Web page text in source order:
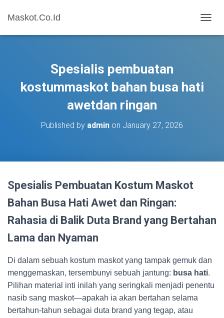
Maskot.Co.Id
O
Spesialis pembuatan
kostummaskot bahan busa hati
awetdan ringan
Published by admin on January 27, 2026
Spesialis Pembuatan Kostum Maskot
Bahan Busa Hati Awet dan Ringan:
Rahasia di Balik Duta Brand yang Bertahan
Lama dan Nyaman
Di dalam sebuah kostum maskot yang tampak gemuk dan
menggemaskan, tersembunyi sebuah jantung: busa hati.
Pilihan material inti inilah yang seringkali menjadi penentu
nasib sang maskot—apakah ia akan bertahan selama
bertahun-tahun sebagai duta brand yang tegap, atau